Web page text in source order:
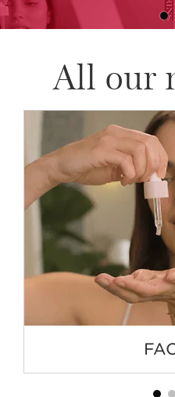
All our